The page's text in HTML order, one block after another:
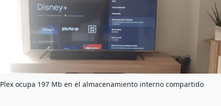
Plex ocupa 197 Mb en el almacenamiento interno compartido